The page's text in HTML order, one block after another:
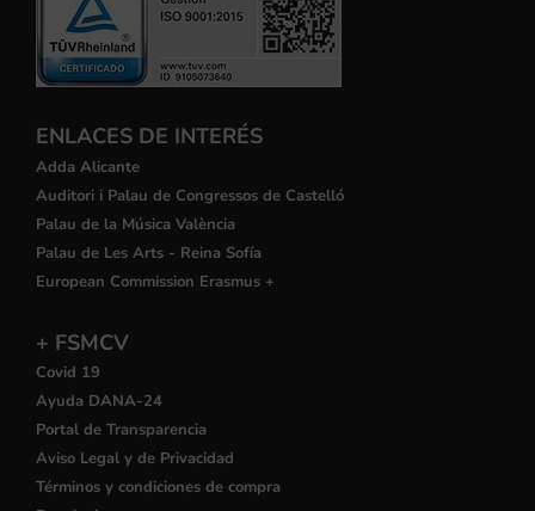
ENLACES DE INTERÉS
Adda Alicante
Auditori i Palau de Congressos de Castelló
Palau de la Música València
Palau de Les Arts - Reina Sofía
European Commission Erasmus +
+ FSMCV
Covid 19
Ayuda DANA-24
Portal de Transparencia
Aviso Legal y de Privacidad
Términos y condiciones de compra